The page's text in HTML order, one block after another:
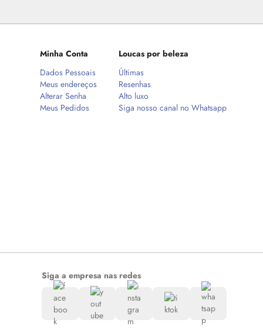
Minha Conta
Dados Pessoais
Meus endereços
Alterar Senha
Meus Pedidos
Loucas por beleza
Últimas
Resenhas
Alto luxo
Siga nosso canal no Whatsapp
Siga a empresa nas redes